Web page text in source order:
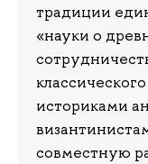
традиции
«науки о
историками
совместную